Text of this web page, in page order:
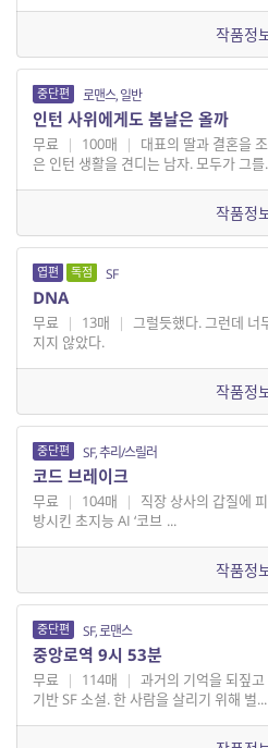
작품정
중단편 로맨스, 일반
인턴 사위에게도 봄날은 올까
무료 | 100매 |
대표의 딸과 결혼을
은 인턴 생활을 견디는 남자. 모두가 그를
작품정
엽편 독점 SF
DNA
무료 | 13매 | 그럴듯했다. 그런데 너
지지 않았다.
작품정
중단편 SF, 추리/스릴러
코드 브레이크
무료 | 104매 |
직장 상사의 갑질에
방시킨 초지능 AI ‘코브...
작품정
중단편 SF, 로맨스
중앙로역 9시 53분
무료 | 114매 | 과거의 기억을 되짚
기반 SF 소설. 한 사람을 살리기 위해 벌...